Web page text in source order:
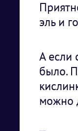
эль и
А если
было.
можно